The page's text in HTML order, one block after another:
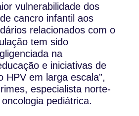
vulnerabilidade dos
cancro infantil aos
relacionados com o
tem sido
na
e iniciativas de
HPV em larga escala”,
especialista norte-
pediátrica.